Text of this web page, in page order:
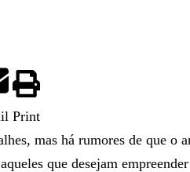
Print
mas há rumores de que o
que desejam